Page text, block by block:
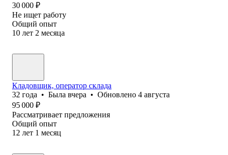
30 000 ₽
Не ищет работу
Общий опыт
10 лет 2 месяца
Кладовщик, оператор склада
32 года • Была вчера • Обновлено 4 августа
95 000 ₽
Рассматривает предложения
Общий опыт
12 лет 1 месяц